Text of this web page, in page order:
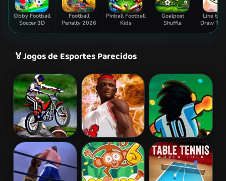
Obby Football
Soccer 3D
Football
Penalty 2026
Pinball Football
Kids
Goalpost
Shuffle
Line to
Draw
🏅Jogos de Esportes Parecidos
Bike Mania Ultimate Swish Foot Chinko